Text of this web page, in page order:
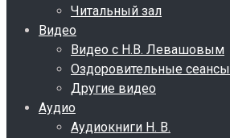
Читальный зал
Видео
Видео с Н.В. Левашовым
Оздоровительные сеансы
Другие видео
Аудио
Аудиокниги Н. В.